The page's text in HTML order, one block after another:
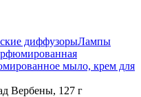
диффузорыЛампы
мыло, крем для
Вербены, 127 г